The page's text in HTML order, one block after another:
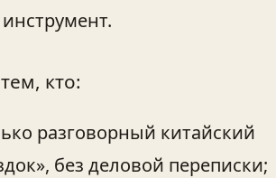
кто:
разговорный китайский
без деловой переписки;